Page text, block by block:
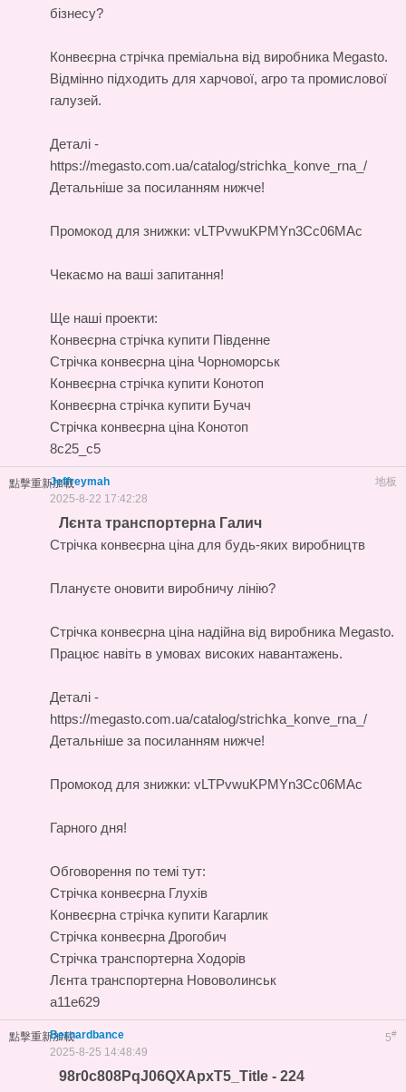
бізнесу?
Конвеєрна стрічка преміальна від виробника Megasto.
Відмінно підходить для харчової, агро та промислової
галузей.
Деталі -
https://megasto.com.ua/catalog/strichka_konve_rna_/
Детальніше за посиланням нижче!
Промокод для знижки: vLTPvwuKPMYn3Cc06MAc
Чекаємо на ваші запитання!
Ще наші проекти:
Конвеєрна стрічка купити Південне
Стрічка конвеєрна ціна Чорноморськ
Конвеєрна стрічка купити Конотоп
Конвеєрна стрічка купити Бучач
Стрічка конвеєрна ціна Конотоп
8c25_c5
點擊重新加載 地板
Jeffreymah
2025-8-22 17:42:28
Лєнта транспортерна Галич
Стрічка конвеєрна ціна для будь-яких виробництв
Плануєте оновити виробничу лінію?
Стрічка конвеєрна ціна надійна від виробника Megasto.
Працює навіть в умовах високих навантажень.
Деталі -
https://megasto.com.ua/catalog/strichka_konve_rna_/
Детальніше за посиланням нижче!
Промокод для знижки: vLTPvwuKPMYn3Cc06MAc
Гарного дня!
Обговорення по темі тут:
Стрічка конвеєрна Глухів
Конвеєрна стрічка купити Кагарлик
Стрічка конвеєрна Дрогобич
Стрічка транспортерна Ходорів
Лєнта транспортерна Нововолинськ
a11e629
點擊重新加載 5#
Bernardbance
2025-8-25 14:48:49
98r0c808PqJ06QXApxT5_Title - 224